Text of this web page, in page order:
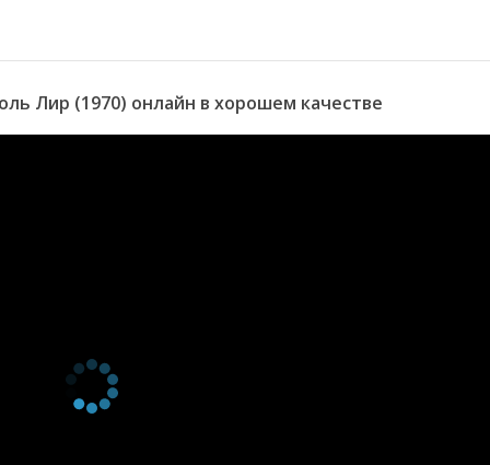
Лир (1970) онлайн в хорошем качестве